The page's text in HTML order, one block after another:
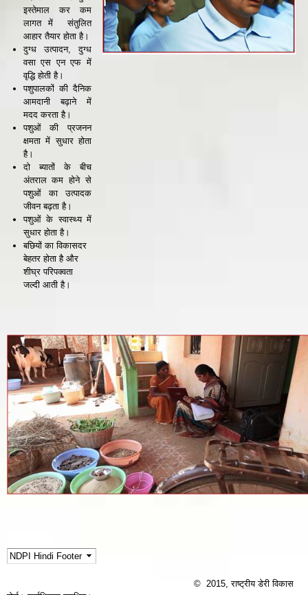
इस्तेमाल कर कम
लागत में संतुलित
आहार तैयार होता है।
दुग्ध उत्पादन, दुग्ध
वसा एस एन एफ में
वृद्धि होती है।
पशुपालकों की दैनिक
आमदानी बढ़ाने में
मदद करता है।
पशुओं की प्रजनन
क्षमता में सुधार होता
है।
दो ब्यातों के बीच
अंतराल कम होने से
पशुओं का उत्पादक
जीवन बढ़ता है।
पशुओं के स्वास्थ्य में
सुधार होता है।
बछियों का विकासदर
बेहतर होता है और
शीघ्र परिपक्वता
जल्दी आती है।
© 2015, राष्ट्रीय डेरी विकास